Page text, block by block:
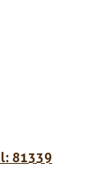
81339